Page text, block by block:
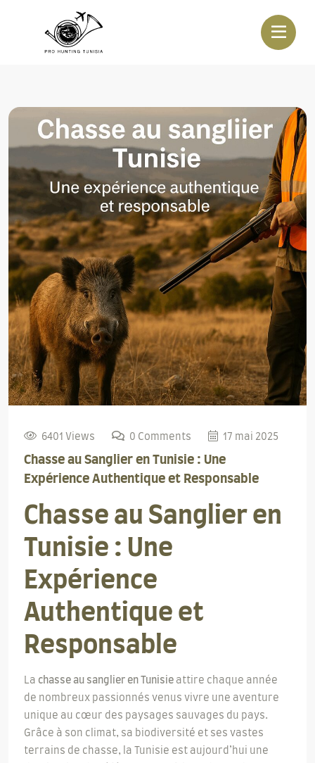
6401 Views 0 Comments 17 mai 2025
Chasse au Sanglier en Tunisie : Une
Expérience Authentique et Responsable
Chasse au Sanglier en
Tunisie : Une
Expérience
Authentique et
Responsable
La chasse au sanglier en Tunisie attire chaque année
de nombreux passionnés venus vivre une aventure
unique au cœur des paysages sauvages du pays.
Grâce à son climat, sa biodiversité et ses vastes
terrains de chasse, la Tunisie est aujourd’hui une